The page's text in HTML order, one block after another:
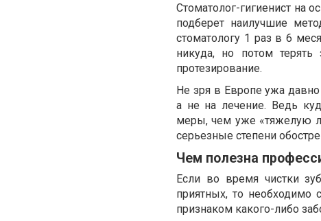
Стоматолог-гигиенист на
подберет наилучшие
стоматологу 1 раз в 6
никуда, но потом
протезирование.
Не зря в Европе ужа
а не на лечение. Ведь
меры, чем уже «тяжелую
серьезные степени
Чем полезна
Если во время чистки
приятных, то необходимо
признаком какого-либо